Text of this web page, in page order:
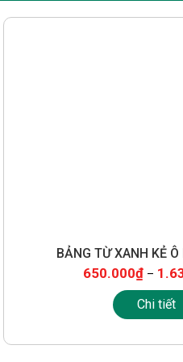
1000 x 1200 1200 x 1500
1200 x 2400
BẢNG TỪ XANH KẺ Ô
650.000₫ –
Chi tiết